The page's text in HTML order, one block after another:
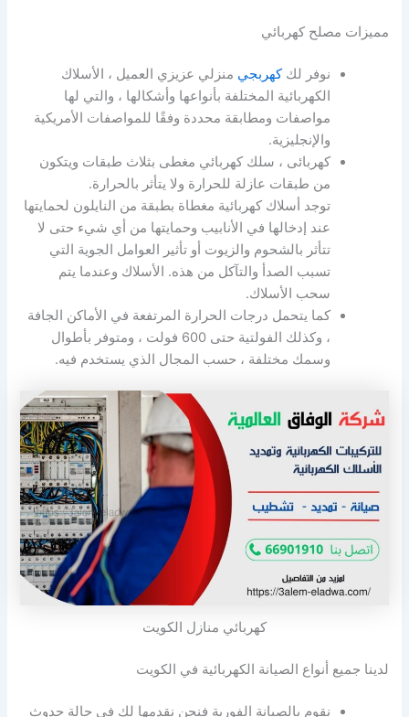
مميزات مصلح كهربائي
نوفر لككهربجي منزلي عزيزي العميل ، الأسلاك
الكهربائية المختلفة بأنواعها وأشكالها ، والتي لها
مواصفات ومطابقة محددة وفقًا للمواصفات الأمريكية
والإنجليزية.
كهربائى ، سلك كهربائي مغطى بثلاث طبقات ويتكون
من طبقات عازلة للحرارة ولا يتأثر بالحرارة.
توجد أسلاك كهربائية مغطاة بطبقة من النايلون لحمايتها
عند إدخالها في الأنابيب وحمايتها من أي شيء حتى لا
تتأثر بالشحوم والزيوت أو تأثير العوامل الجوية التي
تسبب الصدأ والتآكل من هذه. الأسلاك وعندما يتم
سحب الأسلاك.
كما يتحمل درجات الحرارة المرتفعة في الأماكن الجافة
، وكذلك الفولتية حتى 600 فولت ، ومتوفر بأطوال
وسمك مختلفة ، حسب المجال الذي يستخدم فيه.
كهربائي منازل الكويت
لدينا جميع أنواع الصيانة الكهربائية في الكويت
نقوم بالصيانة الفورية فنحن نقدمها لك في حالة حدوث